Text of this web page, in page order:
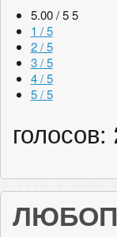
5.00 / 5 5
1 / 5
2 / 5
3 / 5
4 / 5
5 / 5
голосов: